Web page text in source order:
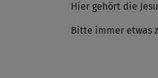
Hier gehört die
Bitte immer etwas